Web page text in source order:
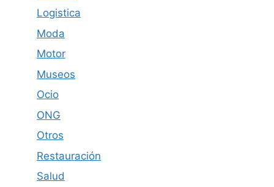
Logistica
Moda
Motor
Museos
Ocio
ONG
Otros
Restauración
Salud